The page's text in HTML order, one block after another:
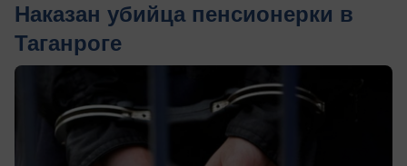
Наказан убийца пенсионерки в
Таганроге